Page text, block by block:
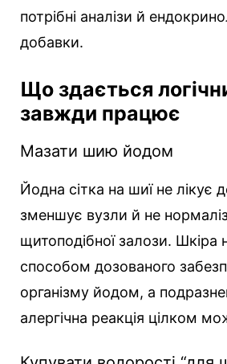
потрібні аналізи й
добавки.
Що здається
завжди працює
Мазати шию йодом
Йодна сітка на шиї не лікує
зменшує вузли й не
щитоподібної залози. Шкіра
способом дозованого
організму йодом, а
алергічна реакція цілком